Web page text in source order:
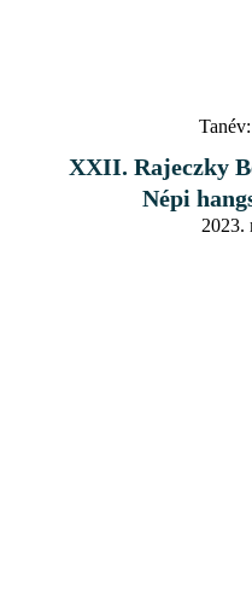
Tanév:
XXII. Rajeczky
Népi
2023.